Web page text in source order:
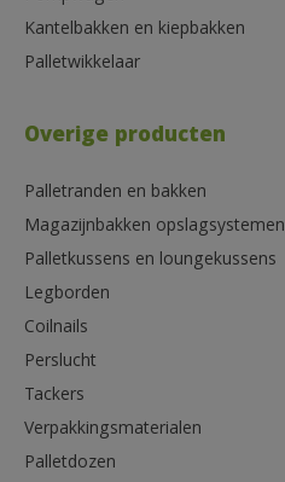
Kantelbakken en kiepbakken
Palletwikkelaar
Overige producten
Palletranden en bakken
Magazijnbakken opslagsystemen
Palletkussens en loungekussens
Legborden
Coilnails
Perslucht
Tackers
Verpakkingsmaterialen
Palletdozen